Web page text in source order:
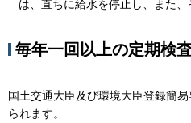
は、直ちに給水を停止し、また、
毎年一回以上の定期検
国土交通大臣及び環境大臣登録簡
られます。